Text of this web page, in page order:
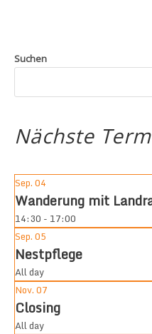
Suchen
Nächste
Sep.04
Wanderung mit
14:30 - 17:00
Sep.05
Nestpflege
All day
Nov.07
Closing
All day